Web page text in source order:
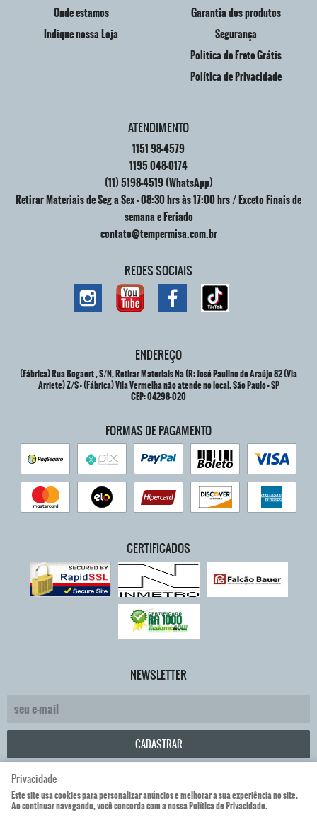
Onde estamos
Indique nossa Loja
Garantia dos produtos
Segurança
Politica de Frete Grátis
Política de Privacidade
ATENDIMENTO
115198-4579
1195048-0174
(11)5198-4519(WhatsApp)
Retirar Materiais de Seg a Sex - 08:30 hrs às 17:00 hrs / Exceto Finais de
semana e Feriado
contato@tempermisa.com.br
REDES SOCIAIS
ENDEREÇO
(Fábrica) Rua Bogaert , S/N, Retirar Materiais Na (R: José Paulino de Araújo 82 (Vla
Arriete) Z/S-(Fábrica) Vila Vermelha não atende no local, São Paulo-SP
CEP: 04298-020
FORMAS DE PAGAMENTO
CERTIFICADOS
NEWSLETTER
CADASTRAR
TemperMisa Comercio de Vidros Eireli
Privacidade
Este site usa cookies para personalizar anúncios e melhorar a sua experiência no site.
Ao continuar navegando, você concorda com a nossa Política de Privacidade.